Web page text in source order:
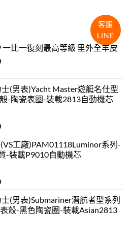
一比一復刻最高等級 里外全羊皮
(男表)Yacht Master遊艇名仕型
-陶瓷表圈-裝載2813自動機芯
工廠)PAM01118Luminor系列-
-裝載P9010自動機芯
(男表)Submariner潛航者型系列
殼-黑色陶瓷圈-裝載Asian2813
客服
LINE